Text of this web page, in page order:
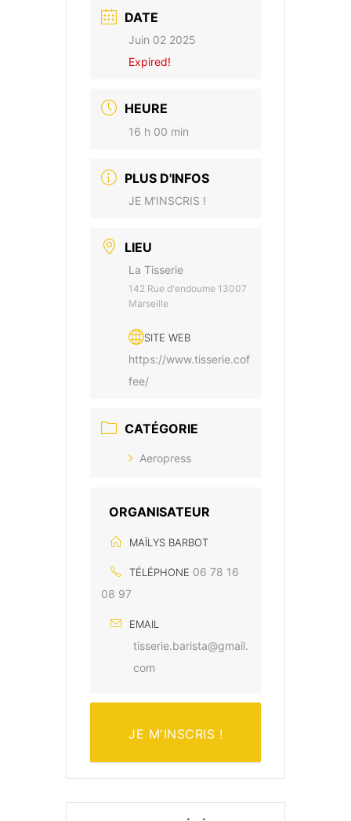
DATE
Juin 02 2025
Expired!
HEURE
16 h 00 min
PLUS D'INFOS
JE M'INSCRIS !
LIEU
La Tisserie
142 Rue d'endoume 13007
Marseille
SITE WEB
https://www.tisserie.cof
fee/
CATÉGORIE
Aeropress
ORGANISATEUR
MAÏLYS BARBOT
TÉLÉPHONE 06 78 16
08 97
EMAIL
tisserie.barista@gmail.
com
JE M'INSCRIS !